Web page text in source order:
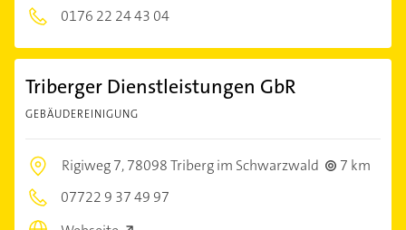
0176 22 24 43 04
Triberger Dienstleistungen GbR
GEBÄUDEREINIGUNG
Rigiweg 7,78098 Triberg im Schwarzwald
7 km
07722 9 37 49 97